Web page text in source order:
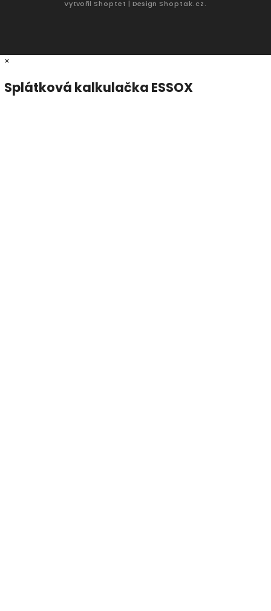
Vytvořil Shoptet | Design Shoptak.cz.
×
Splátková kalkulačka ESSOX